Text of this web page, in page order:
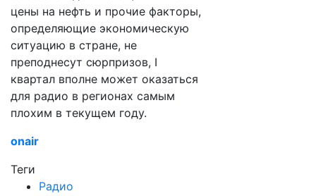
цены на нефть и прочие факторы,
определяющие экономическую
ситуацию в стране, не
преподнесут сюрпризов, I
квартал вполне может оказаться
для радио в регионах самым
плохим в текущем году.
onair
Теги
Радио